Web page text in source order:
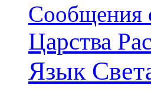
Сообщения
Царства
Язык